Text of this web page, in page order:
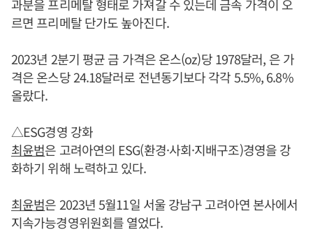
과분을 프리메탈 형태로 가져갈 수 있는데 금속 가격이 오
르면 프리메탈 단가도 높아진다.
2023년 2분기 평균 금 가격은 온스(oz)당 1978달러, 은 가
격은 온스당 24.18달러로 전년동기보다 각각 5.5%, 6.8%
올랐다.
△ESG경영 강화
최윤범은 고려아연의 ESG(환경·사회·지배구조)경영을 강
화하기 위해 노력하고 있다.
최윤범은 2023년 5월11일 서울 강남구 고려아연 본사에서
지속가능경영위원회를 열었다.